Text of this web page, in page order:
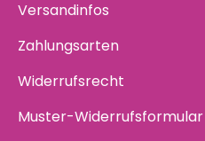
Versandinfos
Zahlungsarten
Widerrufsrecht
Muster-Widerrufsformular